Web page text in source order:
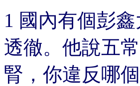
1 國內有個彭
透徹。他說五
腎，你違反哪